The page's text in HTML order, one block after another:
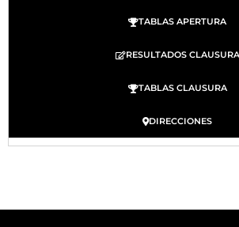
TABLAS APERTURA
RESULTADOS CLAUSURA
TABLAS CLAUSURA
DIRECCIONES